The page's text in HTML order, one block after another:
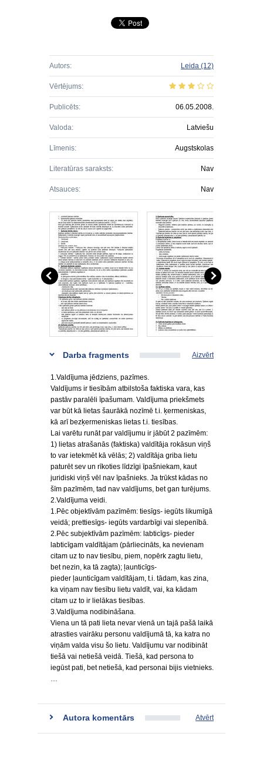
Autors: Leida (12)
Vērtējums:
Publicēts: 06.05.2008.
Valoda: Latviešu
Līmenis: Augstskolas
Literatūras saraksts: Nav
Atsauces: Nav
Darba fragments Aizvērt
1.Valdījuma jēdziens, pazīmes.
Valdījums ir tiesībām atbilstoša faktiska vara, kas
pastāv paralēli īpašumam. Valdījuma priekšmets
var būt kā lietas šaurākā nozīmē t.i. ķermeniskas,
kā arī bezķermeniskas lietas t.i. tiesības.
Lai varētu runāt par valdījumu ir jābūt 2 pazīmēm:
1) lietas atrašanās (faktiska) valdītāja rokāsun viņš
to var ietekmēt kā vēlās; 2) valdītāja griba lietu
paturēt sev un rīkoties līdzīgi īpašniekam, kaut
juridiski viņš vēl nav īpašnieks. Ja trūkst kādas no
šīm pazīmēm, tad nav valdījums, bet gan turējums.
2.Valdījuma veidi.
1.Pēc objektīvām pazīmēm: tiesīgs- iegūts likumīgā
veidā; prettiesīgs- iegūts vardarbīgi vai slepenībā.
2.Pēc subjektīvām pazīmēm: labticīgs- pieder
labticīgam valdītājam (pārliecināts, ka nevienam
citam uz to nav tiesību, piem, nopērk zagtu lietu,
bet nezin, ka tā zagta); ļaunticīgs-
pieder ļaunticīgam valdītājam, t.i. tādam, kas zina,
ka viņam nav tiesību lietu valdīt, vai, ka kādam
citam uz to ir lielākas tiesības.
3.Valdījuma nodibināšana.
Viena un tā pati lieta nevar vienā un tajā pašā laikā
atrasties vairāku personu valdījumā tā, ka katra no
viņām valda visu šo lietu. Valdījumu var nodibināt
tiešā vai netiešā veidā. Tiešā, kad persona to
iegūst pati, bet netiešā, kad personai bijis vietnieks.
…
Autora komentārs Atvērt